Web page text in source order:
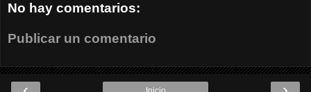
No hay comentarios:
Publicar un comentario